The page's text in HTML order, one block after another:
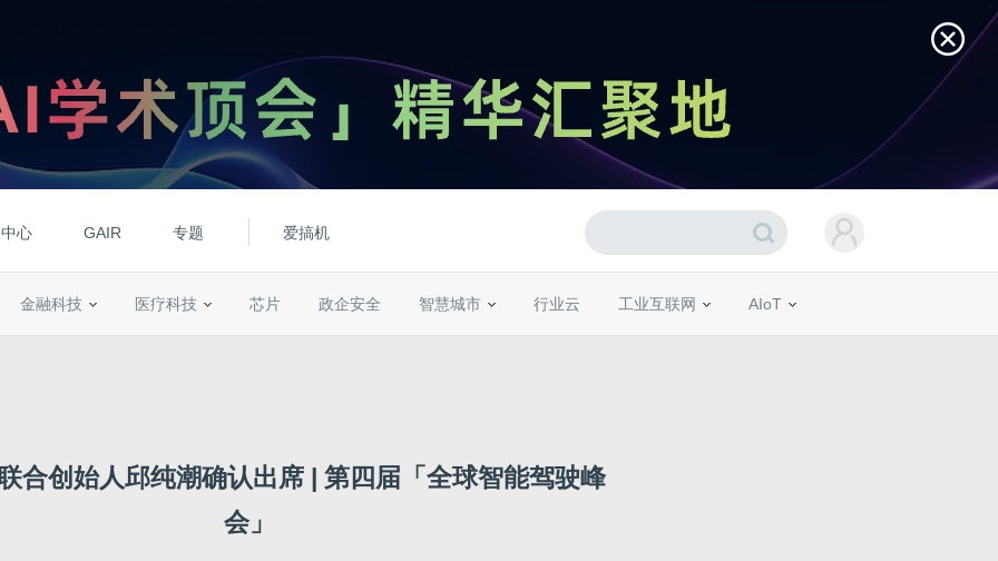
心 GAIR 专题 爱搞机
金融科技 医疗科技 芯片 政企安全 智慧城市 行业云 工业互联网 AIoT
合创始人邱纯潮确认出席 | 第四届「全球智能驾驶峰
会」